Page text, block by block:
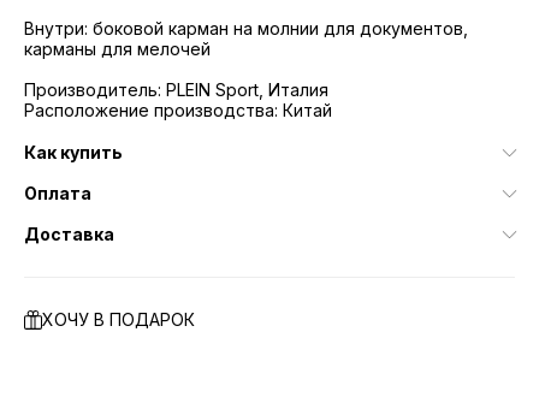
Внутри: боковой карман на молнии для документов,
карманы для мелочей
Производитель: PLEIN Sport, Италия
Расположение производства: Китай
Как купить
Оплата
Доставка
ХОЧУ В ПОДАРОК